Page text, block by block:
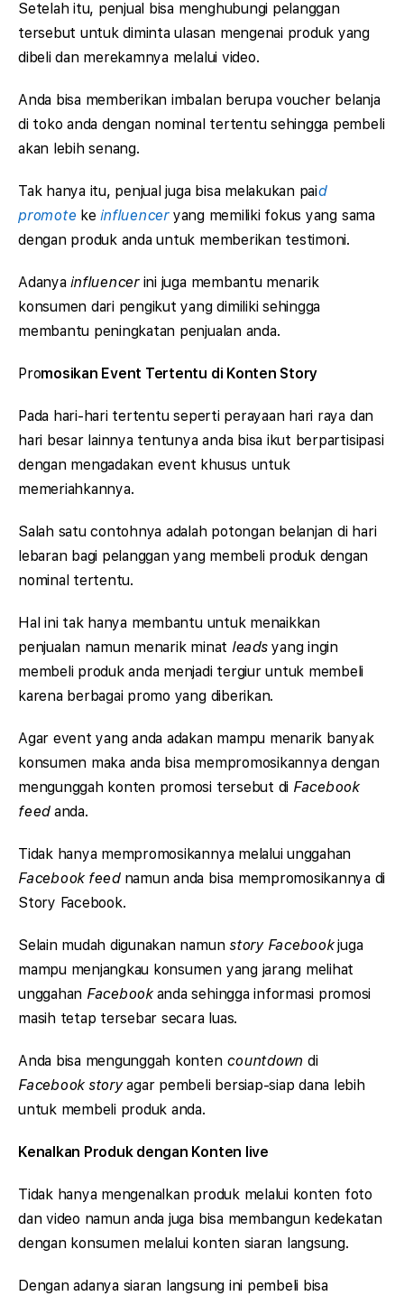
Setelah itu, penjual bisa menghubungi pelanggan
tersebut untuk diminta ulasan mengenai produk yang
dibeli dan merekamnya melalui video.
Anda bisa memberikan imbalan berupa voucher belanja
di toko anda dengan nominal tertentu sehingga pembeli
akan lebih senang.
Tak hanya itu, penjual juga bisa melakukan paid
promote ke influenceryang memiliki fokus yang sama
dengan produk anda untuk memberikan testimoni.
Adanyainfluencerini juga membantu menarik
konsumen dari pengikut yang dimiliki sehingga
membantu peningkatan penjualan anda.
Promosikan Event Tertentu di Konten Story
Pada hari-hari tertentu seperti perayaan hari raya dan
hari besar lainnya tentunya anda bisa ikut berpartisipasi
dengan mengadakan event khusus untuk
memeriahkannya.
Salah satu contohnya adalah potongan belanjan di hari
lebaran bagi pelanggan yang membeli produk dengan
nominal tertentu.
Hal ini tak hanya membantu untuk menaikkan
penjualan namun menarik minat leadsyang ingin
membeli produk anda menjadi tergiur untuk membeli
karena berbagai promo yang diberikan.
Agar event yang anda adakan mampu menarik banyak
konsumen maka anda bisa mempromosikannya dengan
mengunggah konten promosi tersebut di Facebook
feedanda.
Tidak hanya mempromosikannya melalui unggahan
Facebook feednamun anda bisa mempromosikannya di
Story Facebook.
Selain mudah digunakan namunstory Facebookjuga
mampu menjangkau konsumen yang jarang melihat
unggahan Facebook anda sehingga informasi promosi
masih tetap tersebar secara luas.
Anda bisa mengunggah konten countdown di
Facebook storyagar pembeli bersiap-siap dana lebih
untuk membeli produk anda.
Kenalkan Produk dengan Konten live
Tidak hanya mengenalkan produk melalui konten foto
dan video namun anda juga bisa membangun kedekatan
dengan konsumen melalui konten siaran langsung.
Dengan adanya siaran langsung ini pembeli bisa